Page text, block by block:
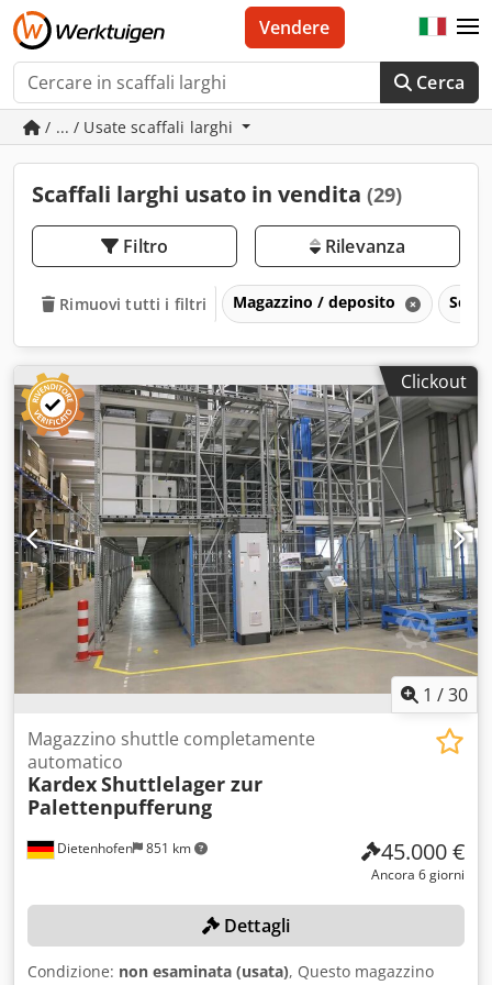
Cerca
Vendere
/ ... / Usate scaffali larghi
Scaffali larghi usato in vendita (29)
Filtro Rilevanza
Rimuovi tutti i filtri Magazzino / deposito
Clickout
1 /30
Dietenhofen 851 km
Magazzino shuttle completamente
automatico
KardexShuttlelager zur
Palettenpufferung
45.000 €
Ancora 6 giorni
Dettagli
Condizione: non esaminata (usata), Questo magazzino